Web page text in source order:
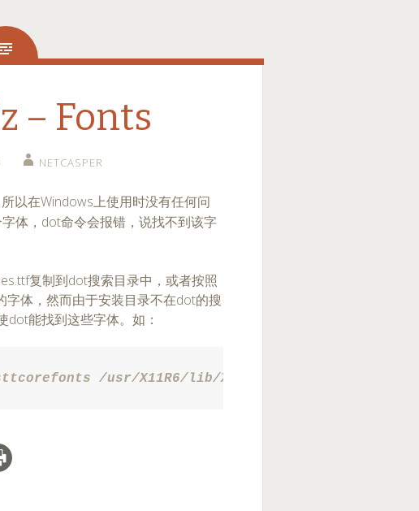
– Fonts
NETCASPER
以在Windows上使用时没有任何问
体，dot命令会报错，说找不到该字
复制到dot搜索目录中，或者按照
字体，然而由于安装目录不在dot的搜
dot能找到这些字体。如：
/usr/X11R6/lib/X11/fonts/TrueType